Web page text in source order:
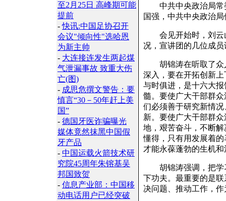
至2月25日 高峰期可能
提前
-快讯:中国足协召开
会议"倾向性"选哈恩
为新主帅
- 大连接连发生两起煤
气泄漏事故 致重大伤
亡(图)
- 成思危撰文警告：要
慎言“30－50年赶上美
国”
- 德国牙医诈骗曝光
媒体竟然抹黑中国假
牙产品
- 中国运载火箭技术研
究院45周年朱镕基吴
邦国致贺
- 信息产业部：中国移
动电话用户已经突破
中共中央政治局常
国强，中共中央政治
会见开始时，刘云
况，宣讲团的几位成
胡锦涛在听取了众
深入，要在开拓创新
与时俱进，是十六大
髓。要使广大干部群
们必须善于研究新情
新。要使广大干部群
地，艰苦奋斗，不断
懂得，只有用发展着
才能永葆蓬勃的生机和
胡锦涛强调，把学
下功夫。最重要的是
决问题、推动工作，